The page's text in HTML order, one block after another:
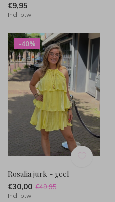
€9,95
Incl. btw
-40%
Rosalia jurk - geel
€30,00 €49,95
Incl. btw